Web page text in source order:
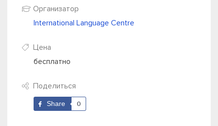
Организатор
International Language Сentre
Цена
бесплатно
Поделиться
Share 0